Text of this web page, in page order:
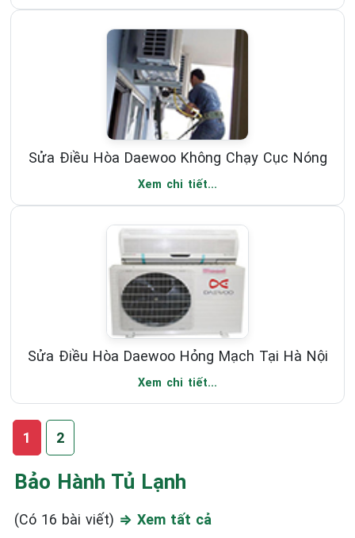
Sửa Điều Hòa Daewoo Không Chạy Cục Nóng
Xem chi tiết...
Sửa Điều Hòa Daewoo Hỏng Mạch Tại Hà Nội
Xem chi tiết...
1 2
Bảo Hành Tủ Lạnh
(Có 16 bài viết) ⇒ Xem tất cả